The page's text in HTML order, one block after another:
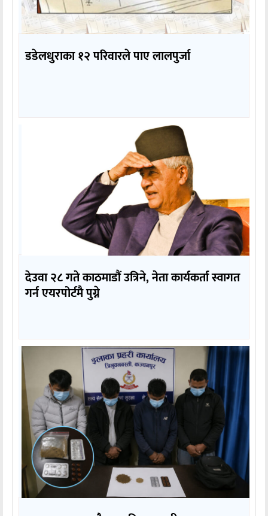
डडेलधुराका १२ परिवारले पाए लालपुर्जा
देउवा २८ गते काठमाडौं उत्रिने, नेता कार्यकर्ता स्वागत
गर्न एयरपोर्टमै पुग्ने